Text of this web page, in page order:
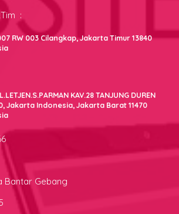
:
RW 003 Cilangkap, Jakarta Timur 13840
KAV.28 TANJUNG DUREN
Jakarta Indonesia, Jakarta Barat 11470
Bantar Gebang